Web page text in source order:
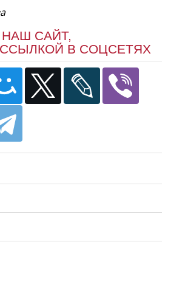
САЙТ,
В СОЦСЕТЯХ